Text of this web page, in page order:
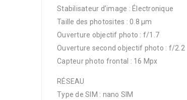
Stabilisateur d’image : Électronique
Taille des photosites : 0.8 μm
Ouverture objectif photo : f/1.7
Ouverture second objectif photo : f/2.2
Capteur photo frontal : 16 Mpx
RÉSEAU
Type de SIM : nano SIM